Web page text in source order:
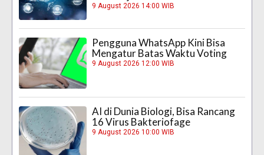
9 August 2026 14:00 WIB
Pengguna WhatsApp Kini Bisa
Mengatur Batas Waktu Voting
9 August 2026 12:00 WIB
AI di Dunia Biologi, Bisa Rancang
16 Virus Bakteriofage
9 August 2026 10:00 WIB